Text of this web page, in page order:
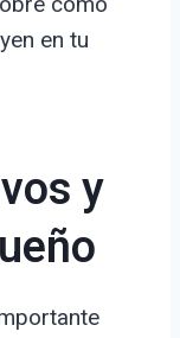
en tu
y